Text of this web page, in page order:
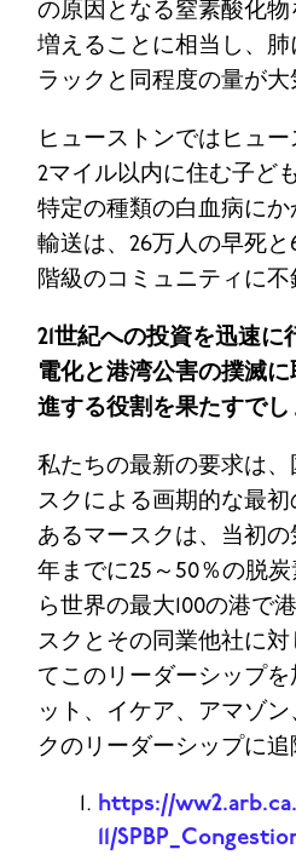
の原因となる窒素酸化
増えることに相当し、
ラックと同程度の量が大
ヒューストンでは ヒュ
2マイル以内に住む子ど
特定の種類の白血病にか
輸送は、26万人の早死
階級のコミュニティに
21世紀への投資を迅速に
電化と港湾公害の撲滅
進する役割を果たすでし
私たちの最新の要求は
スクによる画期的な最
あるマースクは、当初の
年までに25～50％の脱
ら世界の最大100の港で
スクとその同業他社に
てこのリーダーシップ
ット、イケア、アマゾ
クのリーダーシップに追
https://
11/